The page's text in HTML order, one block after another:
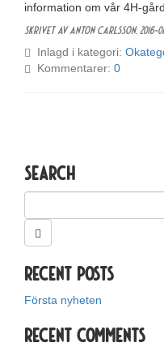
information om vår 4H-gård.
Skrivet av Anton Carlsson,2016-
Inlagd i kategori:
Kommentarer: 0
Search
Recent Posts
Första nyheten
Recent Comments